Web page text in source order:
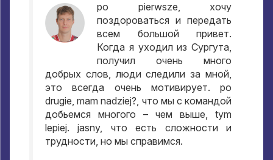
po pierwsze, хочу
поздороваться и передать
всем большой привет.
Когда я уходил из Сургута,
получил очень много
добрых слов,люди следили за мной,
это всегда очень мотивирует. po
drugie, mam nadziej?, что мы с командой
добьемся многого – чем выше, tym
lepiej. jasny, что есть сложности и
трудности, но мы справимся.